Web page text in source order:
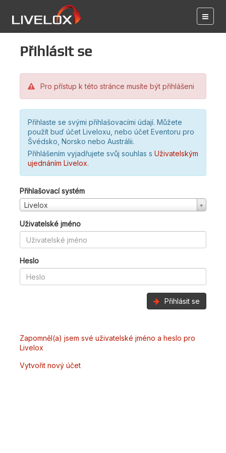
Přihlásit se
Pro přístup k této stránce musíte být přihlášeni
Přihlaste se svými přihlašovacími údají. Můžete
použít buď účet Liveloxu, nebo účet Eventoru pro
Švédsko, Norsko nebo Austrálii.
Přihlášením vyjadřujete svůj souhlas s Uživatelským
ujednáním Livelox.
Přihlašovací systém
Livelox
Uživatelské jméno
Heslo
Přihlásit se
Zapomněl(a) jsem své uživatelské jméno a heslo pro
Livelox
Vytvořit nový účet